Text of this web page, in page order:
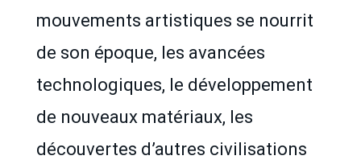
mouvements artistiques se nourrit
de son époque, les avancées
technologiques, le développement
de nouveaux matériaux, les
découvertes d’autres civilisations